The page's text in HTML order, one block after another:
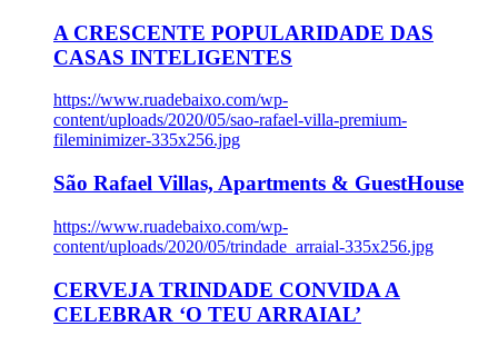
A CRESCENTE POPULARIDADE DAS
CASAS INTELIGENTES
https://www.ruadebaixo.com/wp-
content/uploads/2020/05/sao-rafael-villa-premium-
fileminimizer-335x256.jpg
São Rafael Villas, Apartments & GuestHouse
https://www.ruadebaixo.com/wp-
content/uploads/2020/05/trindade_arraial-335x256.jpg
CERVEJA TRINDADE CONVIDA A
CELEBRAR ‘O TEU ARRAIAL’